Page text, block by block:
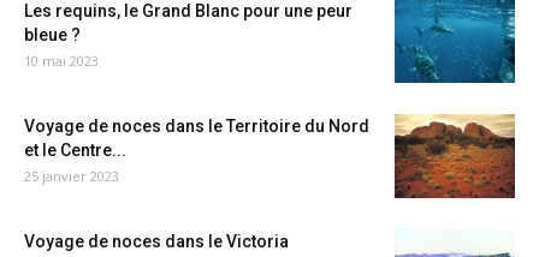
Les requins, le Grand Blanc pour une peur
bleue ?
10 mai 2023
Voyage de noces dans le Territoire du Nord
et le Centre...
25 janvier 2023
Voyage de noces dans le Victoria